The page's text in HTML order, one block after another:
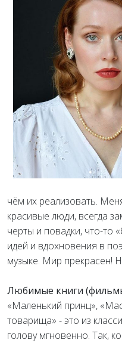
чём их реализовать.
красивые люди, всегда
черты и повадки, что-то
идей и вдохновения в
музыке. Мир прекрасен!
Любимые книги
«Маленький принц»,
товарища» - это из
голову мгновенно. Так,